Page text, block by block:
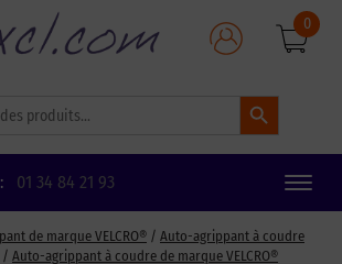
Search Button
0
01 34 84 21 93
Toggle
de marque VELCRO® / Auto-agrippant à coudre
/ Auto-agrippant à coudre de marque VELCRO®